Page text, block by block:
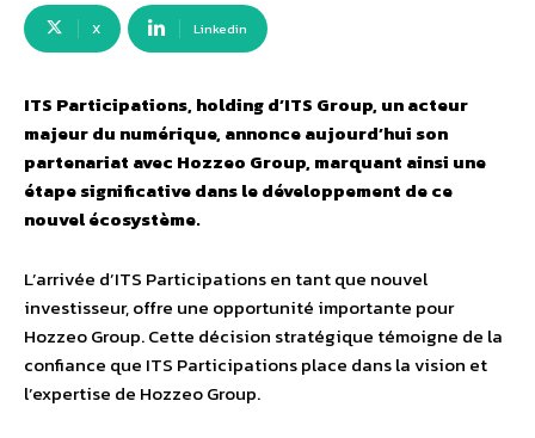
X Linkedin
ITS Participations, holding d’ITS Group, un acteur
majeur du numérique, annonce aujourd’hui son
partenariat avec Hozzeo Group, marquant ainsi une
étape significative dans le développement de ce
nouvel écosystème.
L’arrivée d’ITS Participations en tant que nouvel
investisseur, offre une opportunité importante pour
Hozzeo Group. Cette décision stratégique témoigne de la
confiance que ITS Participations place dans la vision et
l’expertise de Hozzeo Group.